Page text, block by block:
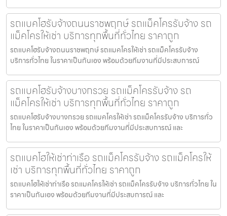
รถแบคโฮรับจ้างถนนราชพฤกษ์ รถแม็คโครรับจ้าง รถ
แม็คโครให้เช่า บริการทุกพื้นที่ทั่วไทย ราคาถูก
รถแบคโฮรับจ้างถนนราชพฤกษ์ รถแมคโครให้เช่า รถแม็คโครรับจ้าง
บริการทั่วไทย ในราคาเป็นกันเอง พร้อมด้วยทีมงานที่มีประสบการณ์
รถแบคโฮรับจ้างบางกรวย รถแม็คโครรับจ้าง รถ
แม็คโครให้เช่า บริการทุกพื้นที่ทั่วไทย ราคาถูก
รถแบคโฮรับจ้างบางกรวย รถแมคโครให้เช่า รถแม็คโครรับจ้าง บริการทั่ว
ไทย ในราคาเป็นกันเอง พร้อมด้วยทีมงานที่มีประสบการณ์ และ
รถแบคโฮให้เช่าท่าเรือ รถแม็คโครรับจ้าง รถแม็คโครให้
เช่า บริการทุกพื้นที่ทั่วไทย ราคาถูก
รถแบคโฮให้เช่าท่าเรือ รถแมคโครให้เช่า รถแม็คโครรับจ้าง บริการทั่วไทย ใน
ราคาเป็นกันเอง พร้อมด้วยทีมงานที่มีประสบการณ์ และ